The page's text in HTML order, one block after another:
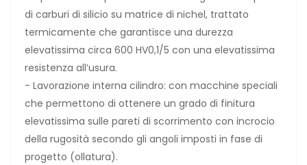
di carburi di silicio su matrice di nichel, trattato
termicamente che garantisce una durezza
elevatissima circa 600 HV0,1/5 con una elevatissima
resistenza all’usura.
- Lavorazione interna cilindro: con macchine speciali
che permettono di ottenere un grado di finitura
elevatissima sulle pareti di scorrimento con incrocio
della rugosità secondo gli angoli imposti in fase di
progetto (ollatura).